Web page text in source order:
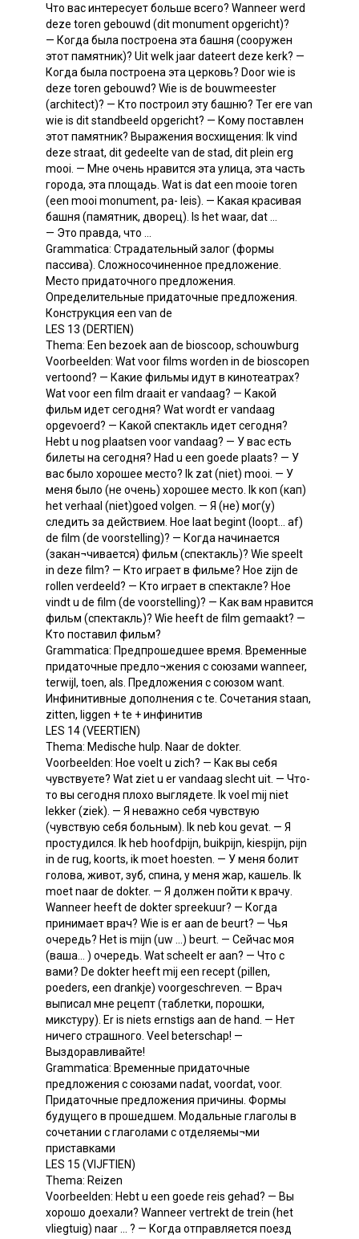
Что вас интересует больше всего? Wanneer werd
deze toren gebouwd (dit monument opgericht)?
— Когда была построена эта башня (сооружен
этот памятник)? Uit welk jaar dateert deze kerk? —
Когда была построена эта церковь? Door wie is
deze toren gebouwd? Wie is de bouwmeester
(architect)? — Кто построил эту башню? Ter ere van
wie is dit standbeeld opgericht? — Кому поставлен
этот памятник? Выражения восхищения: Ik vind
deze straat, dit gedeelte van de stad, dit plein erg
mooi. — Мне очень нравится эта улица, эта часть
города, эта площадь. Wat is dat een mooie toren
(een mooi monument, pa- leis). — Какая красивая
башня (памятник, дворец). Is het waar, dat ...
— Это правда, что ...
Grammatica: Страдательный залог (формы
пассива). Сложносочиненное предложение.
Место придаточного предложения.
Определительные придаточные предложения.
Конструкция een van de
LES 13 (DERTIEN)
Thema: Een bezoek aan de bioscoop, schouwburg
Voorbeelden: Wat voor films worden in de bioscopen
vertoond? — Какие фильмы идут в кинотеатрах?
Wat voor een film draait er vandaag? — Какой
фильм идет сегодня? Wat wordt er vandaag
opgevoerd? — Какой спектакль идет сегодня?
Hebt u nog plaatsen voor vandaag? — У вас есть
билеты на сегодня? Had u een goede plaats? — У
вас было хорошее место? Ik zat (niet) mooi. — У
меня было (не очень) хорошее место. Ik коп (кап)
het verhaal (niet)goed volgen. — Я (не) мог(у)
следить за действием. Ное laat begint (loopt... af)
de film (de voorstelling)? — Когда начинается
(закан¬чивается) фильм (спектакль)? Wie speelt
in deze film? — Кто играет в фильме? Ное zijn de
rollen verdeeld? — Кто играет в спектакле? Ное
vindt u de film (de voorstelling)? — Как вам нравится
фильм (спектакль)? Wie heeft de film gemaakt? —
Кто поставил фильм?
Grammatica: Предпрошедшее время. Временные
придаточные предло¬жения с союзами wanneer,
terwijl, toen, als. Предложения с союзом want.
Инфинитивные дополнения с te. Сочетания staan,
zitten, liggen + te + инфинитив
LES 14 (VEERTIEN)
Thema: Medische hulp. Naar de dokter.
Voorbeelden: Hoe voelt u zich? — Как вы себя
чувствуете? Wat ziet u er vandaag slecht uit. — Что-
то вы сегодня плохо выглядете. Ik voel mij niet
lekker (ziek). — Я неважно себя чувствую
(чувствую себя больным). Ik neb kou gevat. — Я
простудился. Ik heb hoofdpijn, buikpijn, kiespijn, pijn
in de rug, koorts, ik moet hoesten. — У меня болит
голова, живот, зуб, спина, у меня жар, кашель. Ik
moet naar de dokter. — Я должен пойти к врачу.
Wanneer heeft de dokter spreekuur? — Когда
принимает врач? Wie is er aan de beurt? — Чья
очередь? Het is mijn (uw ...) beurt. — Сейчас моя
(ваша... ) очередь. Wat scheelt er aan? — Что с
вами? De dokter heeft mij een recept (pillen,
poeders, een drankje) voorgeschreven. — Врач
выписал мне рецепт (таблетки, порошки,
микстуру). Er is niets ernstigs aan de hand. — Нет
ничего страшного. Veel beterschap! —
Выздоравливайте!
Grammatica: Временные придаточные
предложения с союзами nadat, voordat, voor.
Придаточные предложения причины. Формы
будущего в прошедшем. Модальные глаголы в
сочетании с глаголами с отделяемы¬ми
приставками
LES 15 (VIJFTIEN)
Thema: Reizen
Voorbeelden: Hebt u een goede reis gehad? — Вы
хорошо доехали? Wanneer vertrekt de trein (het
vliegtuig) naar ... ? — Когда отправляется поезд